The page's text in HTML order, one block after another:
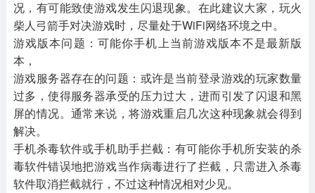
况，有可能致使游戏发生闪退现象。在此建议大家，玩火
柴人弓箭手对决游戏时，尽量处于WiFi网络环境之中。
游戏版本问题：可能你手机上当前游戏版本不是最新版
本，
游戏服务器存在的问题：或许是当前登录游戏的玩家数量
过多，使得服务器承受的压力过大，进而引发了闪退和黑
屏的情况。通常来说，将游戏重启几次这种现象就会得到
解决。
手机杀毒软件或手机助手拦截：有可能你手机所安装的杀
毒软件错误地把游戏当作病毒进行了拦截，只需进入杀毒
软件取消拦截就行，不过这种情况相对少见。